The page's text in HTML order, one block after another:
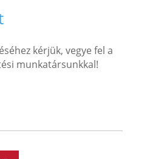
kérjük, vegye fel a
munkatársunkkal!